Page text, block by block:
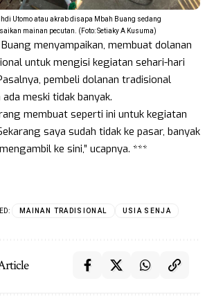
Ihdi Utomo atau akrab disapa Mbah Buang sedang
mainan pecutan. (Foto: Setiaky A Kusuma)
menyampaikan, membuat dolanan
untuk mengisi kegiatan sehari-hari
pembeli dolanan tradisional
ada meski tidak banyak.
membuat seperti ini untuk kegiatan
saya sudah tidak ke pasar, banyak
ke sini,” ucapnya. ***
MAINAN TRADISIONAL USIA SENJA